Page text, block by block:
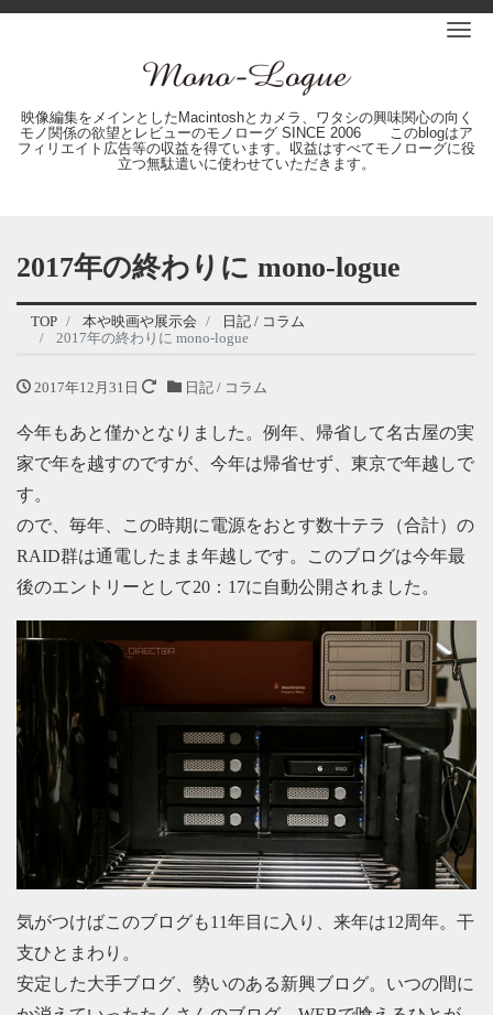
映像編集をメインとしたMacintoshとカメラ、ワタシの興味関心の向く
モノ関係の欲望とレビューのモノローグ SINCE 2006 このblogはア
フィリエイト広告等の収益を得ています。収益はすべてモノローグに役
立つ無駄遣いに使わせていただきます。
2017年の終わりに mono-logue
TOP 本や映画や展示会
日記 / コラム
2017年の終わりに mono-logue
2017年12月31日 日記 / コラム
今年もあと僅かとなりました。例年、帰省して名古屋の実
家で年を越すのですが、今年は帰省せず、東京で年越しで
す。
ので、毎年、この時期に電源をおとす数十テラ（合計）の
RAID群は通電したまま年越しです。このブログは今年最
後のエントリーとして20：17に自動公開されました。
気がつけばこのブログも11年目に入り、来年は12周年。干
支ひとまわり。
安定した大手ブログ、勢いのある新興ブログ。いつの間に